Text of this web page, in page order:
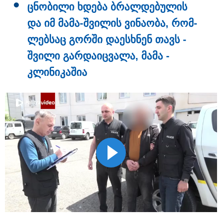
15:47 / 07-08-2026
Tower Group და BREEAM - ხარისხის საერთაშორისო
სტანდარტი ქართულ დეველოპმენტში
ცნო­ბი­ლი ხდე­ბა ბრალ­დე­ბუ­ლის
და იმ მამა-შვი­ლის ვი­ნა­ო­ბა, რომ­
ლებ­საც გორ­ში და­ესხნენ თავს -
შვი­ლი გარ­და­იც­ვა­ლა, მამა -
კლი­ნი­კა­შია